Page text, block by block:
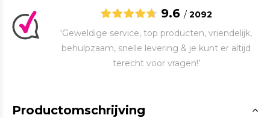
9.6 / 2092
‘Geweldige service, top producten, vriendelijk,
behulpzaam, snelle levering & je kunt er altijd
terecht voor vragen!’
Productomschrijving